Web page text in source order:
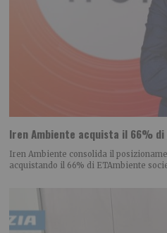
Iren Ambiente acquista il 66% di
Iren Ambiente consolida il
acquistando il 66% di ETAmbiente